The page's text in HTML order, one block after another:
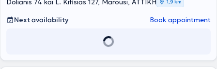
Dolianis 74 kai L. Kifisias 127, Marousi, ΑΤΤΙΚΗ 1,9 km
Next availability Book appointment